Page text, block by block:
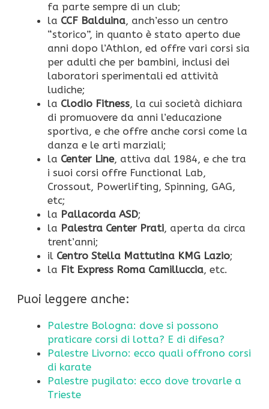
fa parte sempre di un club;
la CCF Balduina, anch’esso un centro
“storico”, in quanto è stato aperto due
anni dopo l’Athlon, ed offre vari corsi sia
per adulti che per bambini, inclusi dei
laboratori sperimentali ed attività
ludiche;
la Clodio Fitness, la cui società dichiara
di promuovere da anni l’educazione
sportiva, e che offre anche corsi come la
danza e le arti marziali;
la Center Line, attiva dal 1984, e che tra
i suoi corsi offre Functional Lab,
Crossout, Powerlifting, Spinning, GAG,
etc;
la Pallacorda ASD;
la Palestra Center Prati, aperta da circa
trent’anni;
il Centro Stella Mattutina KMG Lazio;
la Fit Express Roma Camilluccia, etc.
Puoi leggere anche:
Palestre Bologna: dove si possono
praticare corsi di lotta? E di difesa?
Palestre Livorno: ecco quali offrono corsi
di karate
Palestre pugilato: ecco dove trovarle a
Trieste